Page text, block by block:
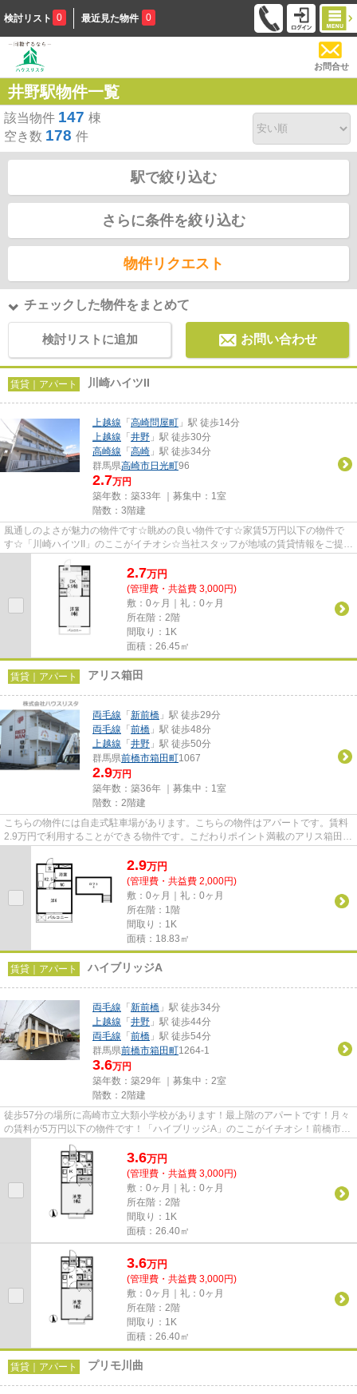
検討リスト 0 最近見た物件 0
お問合せ
井野駅物件一覧
該当物件 147 棟
空き数 178 件
駅で絞り込む
さらに条件を絞り込む
物件リクエスト
チェックした物件をまとめて
検討リストに追加 お問い合わせ
賃貸｜アパート 川崎ハイツII
上越線 「 高崎問屋町 」駅 徒歩14分
上越線 「 井野 」駅 徒歩30分
高崎線 「 高崎 」駅 徒歩34分
群馬県高崎市日光町96
2.7万円
築年数：築33年 ｜募集中： 1室
階数：3階建
風通しのよさが魅力の物件です☆眺めの良い物件です☆家賃5万円以下の物件で
す☆「川崎ハイツII」のここがイチオシ☆当社スタッフが地域の賃貸情報をご提供
2.7万円
(管理費・共益費 3,000円)
敷：0ヶ月｜礼：0ヶ月
所在階：2階
間取り：1K
面積：26.45㎡
賃貸｜アパート アリス箱田
両毛線 「 新前橋 」駅 徒歩29分
両毛線 「 前橋 」駅 徒歩48分
上越線 「 井野 」駅 徒歩50分
群馬県前橋市箱田町1067
2.9万円
築年数：築36年 ｜募集中： 1室
階数：2階建
こちらの物件には自走式駐車場があります。こちらの物件はアパートです。賃料
2.9万円で利用することができる物件です。こだわりポイント満載のアリス箱田。
2.9万円
(管理費・共益費 2,000円)
敷：0ヶ月｜礼：0ヶ月
所在階：1階
間取り：1K
面積：18.83㎡
賃貸｜アパート ハイブリッジA
両毛線 「 新前橋 」駅 徒歩34分
上越線 「 井野 」駅 徒歩44分
両毛線 「 前橋 」駅 徒歩54分
群馬県前橋市箱田町1264-1
3.6万円
築年数：築29年 ｜募集中： 2室
階数：2階建
徒歩57分の場所に高崎市立大類小学校があります！最上階のアパートです！月々
の賃料が5万円以下の物件です！「ハイブリッジA」のここがイチオシ！前橋市エ
リアにある賃貸情報のことな...
3.6万円
(管理費・共益費 3,000円)
敷：0ヶ月｜礼：0ヶ月
所在階：2階
間取り：1K
面積：26.40㎡
3.6万円
(管理費・共益費 3,000円)
敷：0ヶ月｜礼：0ヶ月
所在階：2階
間取り：1K
面積：26.40㎡
賃貸｜アパート プリモ川曲